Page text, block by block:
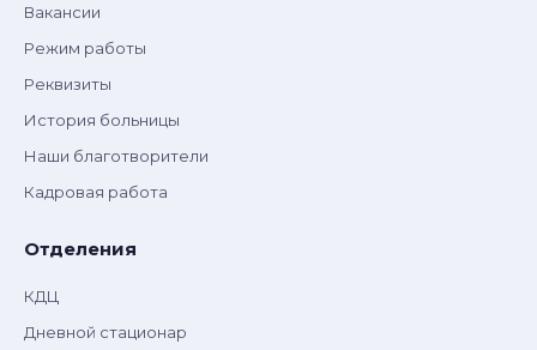
Вакансии
Режим работы
Реквизиты
История больницы
Наши благотворители
Кадровая работа
Отделения
КДЦ
Дневной стационар